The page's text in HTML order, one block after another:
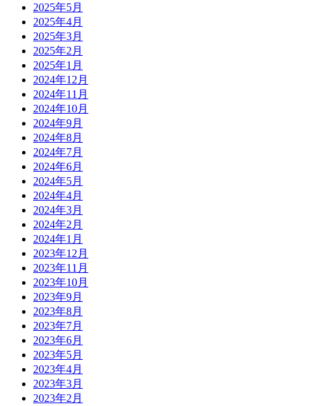
2025年5月
2025年4月
2025年3月
2025年2月
2025年1月
2024年12月
2024年11月
2024年10月
2024年9月
2024年8月
2024年7月
2024年6月
2024年5月
2024年4月
2024年3月
2024年2月
2024年1月
2023年12月
2023年11月
2023年10月
2023年9月
2023年8月
2023年7月
2023年6月
2023年5月
2023年4月
2023年3月
2023年2月